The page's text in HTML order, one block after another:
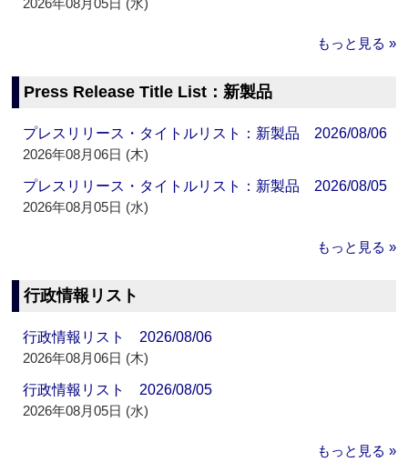
2026年08月05日 (水)
もっと見る »
Press Release Title List：新製品
プレスリリース・タイトルリスト：新製品 2026/08/06
2026年08月06日 (木)
プレスリリース・タイトルリスト：新製品 2026/08/05
2026年08月05日 (水)
もっと見る »
行政情報リスト
行政情報リスト 2026/08/06
2026年08月06日 (木)
行政情報リスト 2026/08/05
2026年08月05日 (水)
もっと見る »